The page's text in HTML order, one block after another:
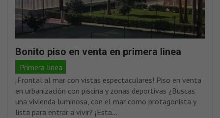
Bonito piso en venta en primera linea
Primera linea
¡Frontal al mar con vistas espectaculares! Piso en venta
en urbanización con piscina y zonas deportivas ¿Buscas
una vivienda luminosa, con el mar como protagonista y
lista para entrar a vivir? ¡Esta...